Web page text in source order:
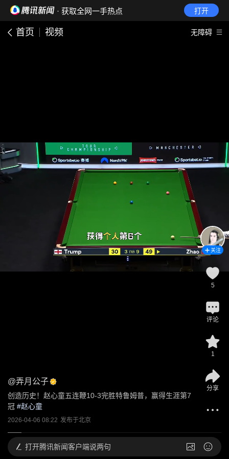
· 获取全网一手热点 打开
首页 视频 无障碍
@弄月公子
创造历史！赵心童五连鞭10-3完胜特鲁姆普，赢得生涯第7
冠 #赵心童
2026-04-06 08:22 发布于北京
关注
5
评论
1
分享
打开腾讯新闻客户端说两句